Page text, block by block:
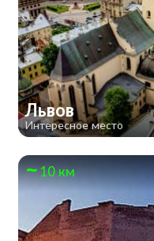
Львов
Интересное место
10 км